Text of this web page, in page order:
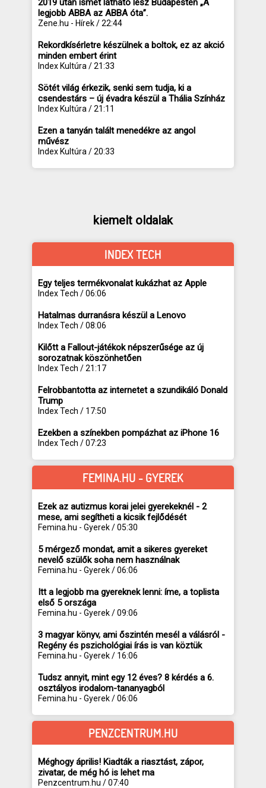
2019 után ismét látható lesz Budapesten „A
legjobb ABBA az ABBA óta”.
Zene.hu - Hírek / 22:44
Rekordkísérletre készülnek a boltok, ez az akció
minden embert érint
Index Kultúra / 21:33
Sötét világ érkezik, senki sem tudja, ki a
csendestárs – új évadra készül a Thália Színház
Index Kultúra / 21:11
Ezen a tanyán talált menedékre az angol
művész
Index Kultúra / 20:33
kiemelt oldalak
INDEX TECH
Egy teljes termékvonalat kukázhat az Apple
Index Tech / 06:06
Hatalmas durranásra készül a Lenovo
Index Tech / 08:06
Kilőtt a Fallout-játékok népszerűsége az új
sorozatnak köszönhetően
Index Tech / 21:17
Felrobbantotta az internetet a szundikáló Donald
Trump
Index Tech / 17:50
Ezekben a színekben pompázhat az iPhone 16
Index Tech / 07:23
FEMINA.HU - GYEREK
Ezek az autizmus korai jelei gyerekeknél - 2
mese, ami segítheti a kicsik fejlődését
Femina.hu - Gyerek / 05:30
5 mérgező mondat, amit a sikeres gyereket
nevelő szülők soha nem használnak
Femina.hu - Gyerek / 06:06
Itt a legjobb ma gyereknek lenni: íme, a toplista
első 5 országa
Femina.hu - Gyerek / 09:06
3 magyar könyv, ami őszintén mesél a válásról -
Regény és pszichológiai írás is van köztük
Femina.hu - Gyerek / 16:06
Tudsz annyit, mint egy 12 éves? 8 kérdés a 6.
osztályos irodalom-tananyagból
Femina.hu - Gyerek / 06:06
PENZCENTRUM.HU
Méghogy április! Kiadták a riasztást, zápor,
zivatar, de még hó is lehet ma
Penzcentrum.hu / 07:40